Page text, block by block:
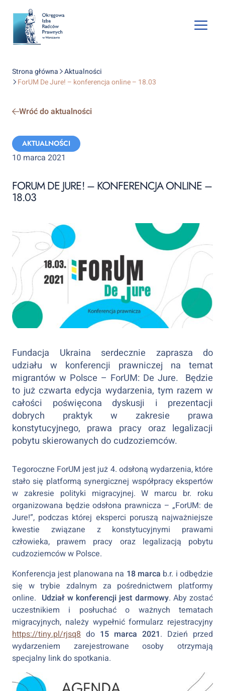
Open
Strona główna
Aktualności
ForUM De Jure! – konferencja online – 18.03
Wróć do aktualności
Categories:
AKTUALNOŚCI
10 marca 2021
FORUM DE JURE! – KONFERENCJA ONLINE –
18.03
Fundacja Ukraina serdecznie zaprasza do
udziału w konferencji prawniczej na temat
migrantów w Polsce – ForUM: De Jure. Będzie
to już czwarta edycja wydarzenia, tym razem w
całości poświęcona dyskusji i prezentacji
dobrych praktyk w zakresie prawa
konstytucyjnego, prawa pracy oraz legalizacji
pobytu skierowanych do cudzoziemców.
Tegoroczne ForUM jest już 4. odsłoną wydarzenia, które
stało się platformą synergicznej współpracy ekspertów
w zakresie polityki migracyjnej. W marcu br. roku
organizowana będzie odsłona prawnicza – „ForUM: de
Jure!”, podczas której eksperci poruszą najważniejsze
kwestie związane z konstytucyjnymi prawami
człowieka, prawem pracy oraz legalizacją pobytu
cudzoziemców w Polsce.
Konferencja jest planowana na 18 marca b.r. i odbędzie
się w trybie zdalnym za pośrednictwem platformy
online. Udział w konferencji jest darmowy. Aby zostać
uczestnikiem i posłuchać o ważnych tematach
migracyjnych, należy wypełnić formularz rejestracyjny
https://tiny.pl/rjsq8 do 15 marca 2021. Dzień przed
wydarzeniem zarejestrowane osoby otrzymają
specjalny link do spotkania.